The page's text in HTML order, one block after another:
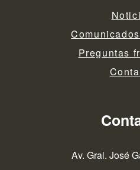
Preguntas
Av. Gral. José